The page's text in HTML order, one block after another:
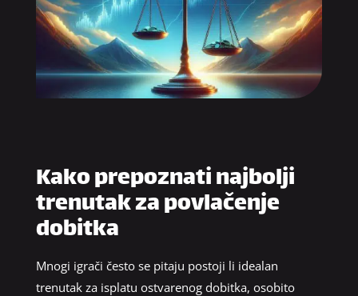
Kako prepoznati najbolji
trenutak za povlačenje
dobitka
Mnogi igrači često se pitaju postoji li idealan
trenutak za isplatu ostvarenog dobitka, osobito